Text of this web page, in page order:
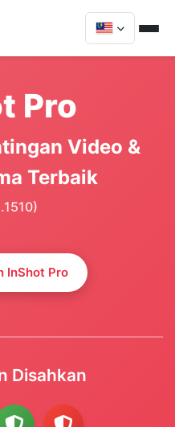
Pro
Video &
Terbaik
InShot Pro
Disahkan